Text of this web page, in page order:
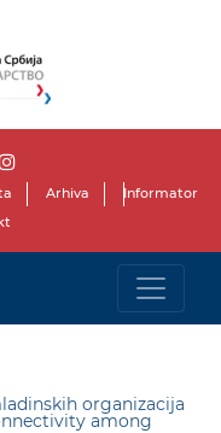
Arhiva
Informator
organizacija
among